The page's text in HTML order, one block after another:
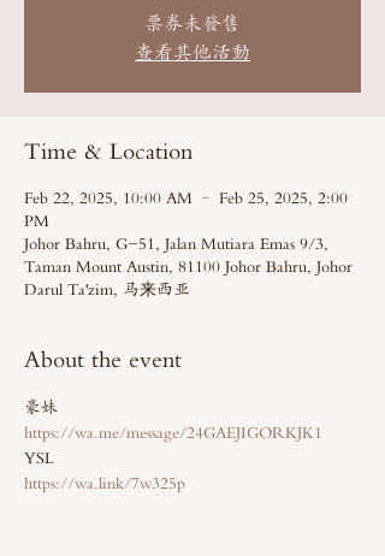
票券未發售
查看其他活動
Time & Location
Feb 22, 2025, 10:00 AM – Feb 25, 2025, 2:00
PM
Johor Bahru, G-51, Jalan Mutiara Emas 9/3,
Taman Mount Austin, 81100 Johor Bahru, Johor
Darul Ta'zim, 马来西亚
About the event
豪妹
https://wa.me/message/24GAEJIGORKJK1
YSL
https://wa.link/7w325p